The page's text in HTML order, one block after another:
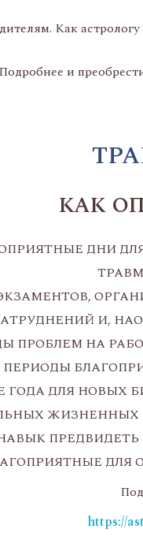
Как
Подробнее и
КАК
ДНИ
И,
ПРОБЛЕМ НА
ПЕРИОДЫ
ГОДА ДЛЯ НОВЫХ
ЖИЗНЕННЫХ
ДЛЯ
https://